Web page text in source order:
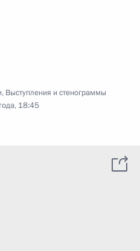
, Выступления и стенограммы
18:45